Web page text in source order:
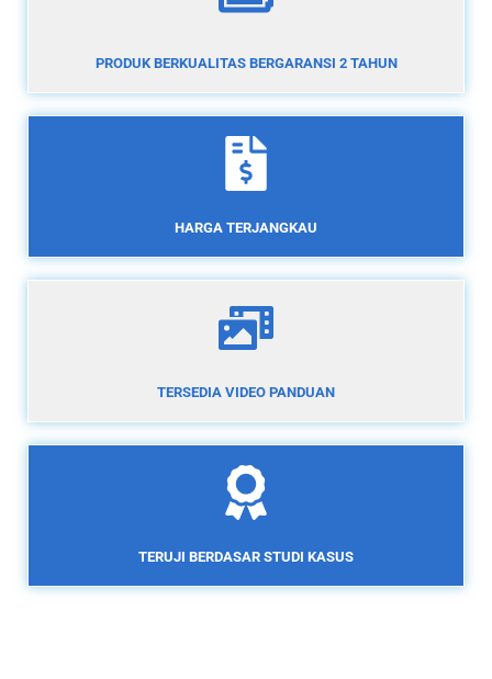
PRODUK BERKUALITAS BERGARANSI 2 TAHUN
HARGA TERJANGKAU
TERSEDIA VIDEO PANDUAN
TERUJI BERDASAR STUDI KASUS